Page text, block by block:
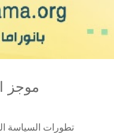
موجز
تطورات السياسة